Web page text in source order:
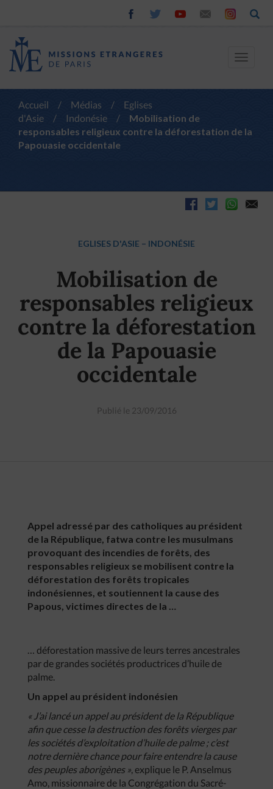
Toggle
Accueil / Médias /
Eglises
d'Asie
/ Indonésie /
Mobilisation de
responsables religieux contre la déforestation de la
Papouasie occidentale
EGLISES D'ASIE – INDONÉSIE
Mobilisation de
responsables religieux
contre la déforestation
de la Papouasie
occidentale
Publié le 23/09/2016
Appel adressé par des catholiques au président
de la République, fatwa contre les musulmans
provoquant des incendies de forêts, des
responsables religieux se mobilisent contre la
déforestation des forêts tropicales
indonésiennes, et soutiennent la cause des
Papous, victimes directes de la …
… déforestation massive de leurs terres ancestrales
par de grandes sociétés productrices d’huile de
palme.
Un appel au président indonésien
« J’ai lancé un appel au président de la République
afin que cesse la destruction des forêts vierges par
les sociétés d’exploitation d’huile de palme ; c’est
notre dernière chance pour faire entendre la cause
des peuples aborigènes », explique le P. Anselmus
Amo, missionnaire de la Congrégation du Sacré-